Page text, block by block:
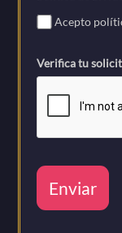
Acepto
Verifica tu
Enviar